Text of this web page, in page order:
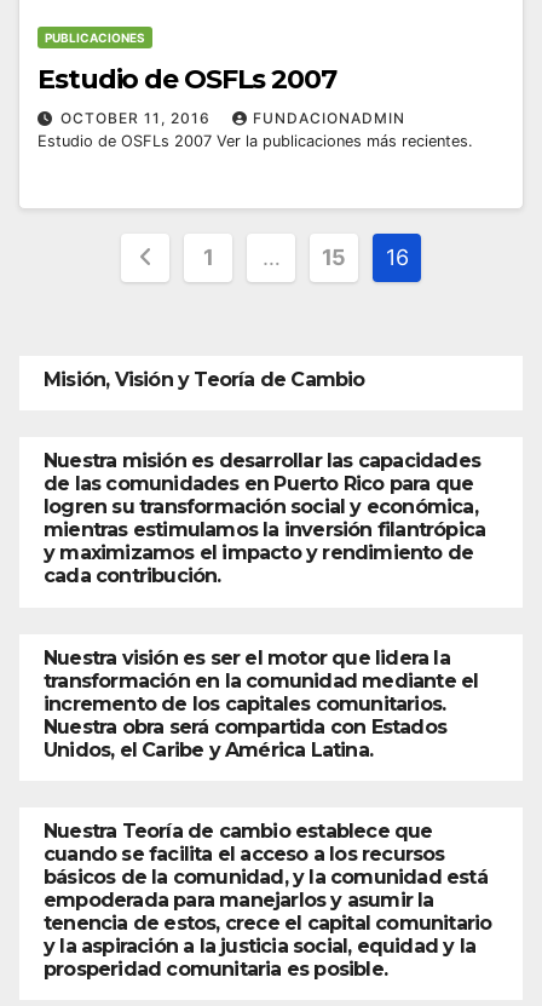
PUBLICACIONES
Estudio de OSFLs 2007
OCTOBER 11, 2016
FUNDACIONADMIN
Estudio de OSFLs 2007 Ver la publicaciones más recientes.
Posts
pagination
1 … 15 16
Misión, Visión y Teoría de Cambio
Nuestra misión es desarrollar las capacidades
de las comunidades en Puerto Rico para que
logren su transformación social y económica,
mientras estimulamos la inversión filantrópica
y maximizamos el impacto y rendimiento de
cada contribución.
Nuestra visión es ser el motor que lidera la
transformación en la comunidad mediante el
incremento de los capitales comunitarios.
Nuestra obra será compartida con Estados
Unidos, el Caribe y América Latina.
Nuestra Teoría de cambio establece que
cuando se facilita el acceso a los recursos
básicos de la comunidad, y la comunidad está
empoderada para manejarlos y asumir la
tenencia de estos, crece el capital comunitario
y la aspiración a la justicia social, equidad y la
prosperidad comunitaria es posible.